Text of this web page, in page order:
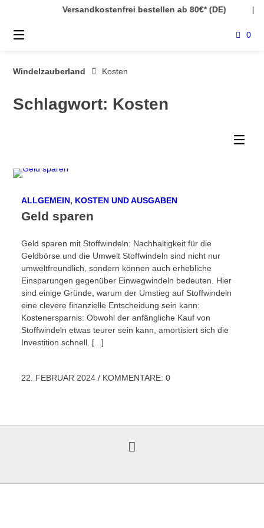
Inhalt
Versandkostenfrei bestellen ab 80€* (DE)
0
Windelzauberland Kosten
Schlagwort: Kosten
ALLGEMEIN, KOSTEN UND AUSGABEN
Geld sparen
Geld sparen mit Stoffwindeln: Nachhaltigkeit für die
Geldbörse und die Umwelt Stoffwindeln sind nicht nur
umweltfreundlich, sondern können auch erhebliche
Einsparungen gegenüber Einwegwindeln bedeuten. Hier
sind einige Gründe, warum der Umstieg auf Stoffwindeln
eine clevere finanzielle Entscheidung sein kann:
Kostenersparnis: Obwohl der anfängliche Kauf von
Stoffwindeln etwas teurer sein kann, amortisiert sich die
Investition schnell. [...]
22. FEBRUAR 2024 / KOMMENTARE: 0